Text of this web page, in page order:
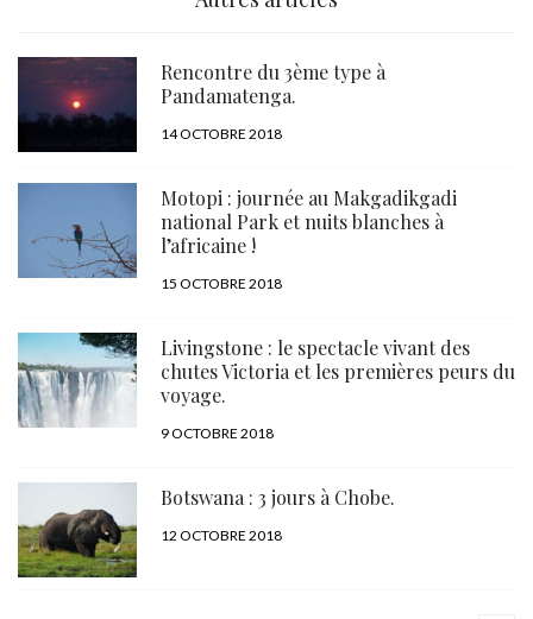
Rencontre du 3ème type à
Pandamatenga.
PUBLIÉ
14 OCTOBRE 2018
Motopi : journée au Makgadikgadi
national Park et nuits blanches à
l’africaine !
PUBLIÉ
15 OCTOBRE 2018
Livingstone : le spectacle vivant des
chutes Victoria et les premières peurs du
voyage.
PUBLIÉ
9 OCTOBRE 2018
Botswana : 3 jours à Chobe.
PUBLIÉ
12 OCTOBRE 2018